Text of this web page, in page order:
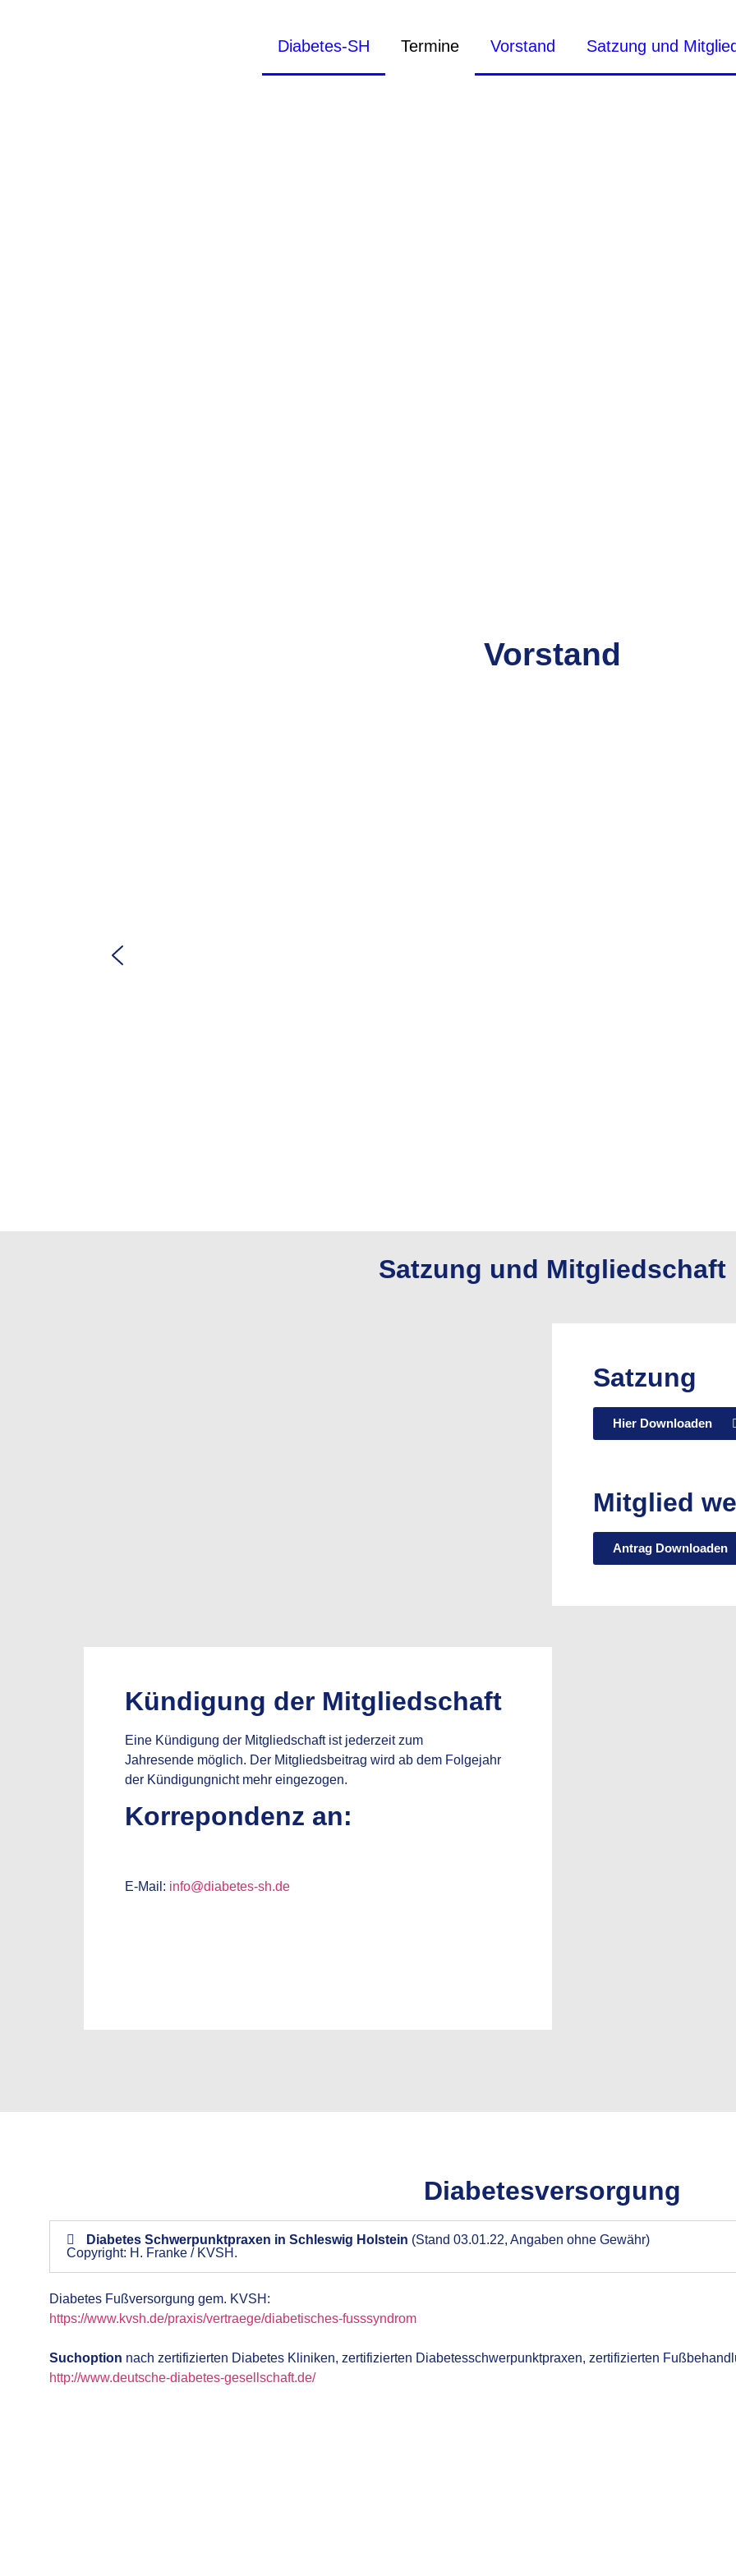
Diabetes-SH Termine Vorstand Satzung und
Vorstand
Satzung und Mitgliedschaft
Satzung
Hier Downloaden
Mitglied
Antrag Downloaden
Kündigung der Mitgliedschaft
Eine Kündigung der Mitgliedschaft ist jederzeit zum
Jahresende möglich. Der Mitgliedsbeitrag wird ab dem Folgejahr
der Kündigungnicht mehr eingezogen.
Korrepondenz an:
E-Mail: info@diabetes-sh.de
Diabetesversorgung
Diabetes Schwerpunktpraxen in Schleswig Holstein (Stand 03.01.22, Angaben ohne Gewähr)
Copyright: H. Franke / KVSH.
Diabetes Fußversorgung gem. KVSH:
https://www.kvsh.de/praxis/vertraege/diabetisches-fusssyndrom
Suchoption nach zertifizierten Diabetes Kliniken, zertifizierten Diabetesschwerpunktpraxen, zertifizierten
http://www.deutsche-diabetes-gesellschaft.de/